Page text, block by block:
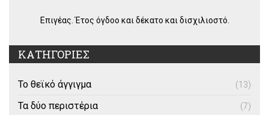
Επιγέας. Έτος όγδοο και δέκατο και δισχιλιοστό.
ΚΑΤΗΓΟΡΙΕΣ
Το θεϊκό άγγιγμα (13)
Τα δύο περιστέρια (7)